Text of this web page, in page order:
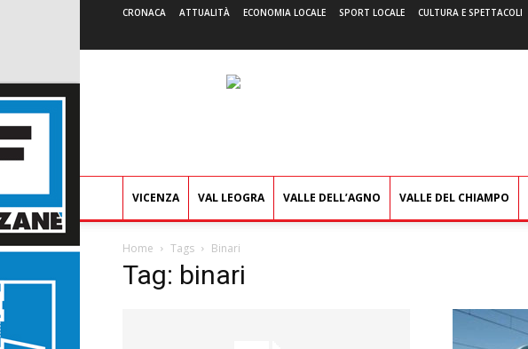
CRONACA ATTUALITÀ ECONOMIA LOCALE SPORT LOCALE CULTURA E SPETTACOLI
VICENZA VAL LEOGRA VALLE DELL’AGNO VALLE DEL CHIAMPO
Home Tags Binari
Tag: binari